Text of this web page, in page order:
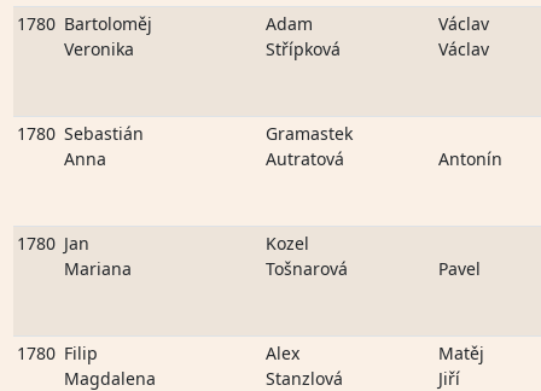
1780 Bartoloměj
Veronika
Adam
Střípková
Václav
Václav
1780 Sebastián
Anna
Gramastek
Autratová
Antonín
1780 Jan
Mariana
Kozel
Tošnarová
Pavel
1780 Filip
Magdalena
Alex
Stanzlová
Matěj
Jiří